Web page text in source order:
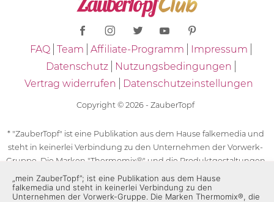
FAQ Team Affiliate-Programm
Impressum
Datenschutz
Nutzungsbedingungen
Vertrag widerrufen
Datenschutzeinstellungen
Copyright © 2026 - ZauberTopf
* "ZauberTopf" ist eine Publikation aus dem Hause falkemedia und
steht in keinerlei Verbindung zu den Unternehmen der Vorwerk-
Gruppe. Die Marken "Thermomix®" und die Produktgestaltungen
des "Thermomix®" sind eingetragene Marken der Unternehmen
der Vorwerk-Gruppe. Die Marken Thermomix®, die Zeichen TM5®,
„mein ZauberTopf”; ist eine Publikation aus dem Hause
falkemedia und steht in keinerlei Verbindung zu den
Unternehmen der Vorwerk-Gruppe. Die Marken Thermomix®, die